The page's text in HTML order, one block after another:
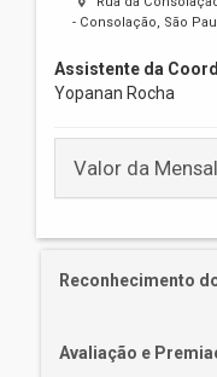
- Consolação, São
Assistente da
Yopanan Rocha
Valor da
Reconhecimento
Avaliação e